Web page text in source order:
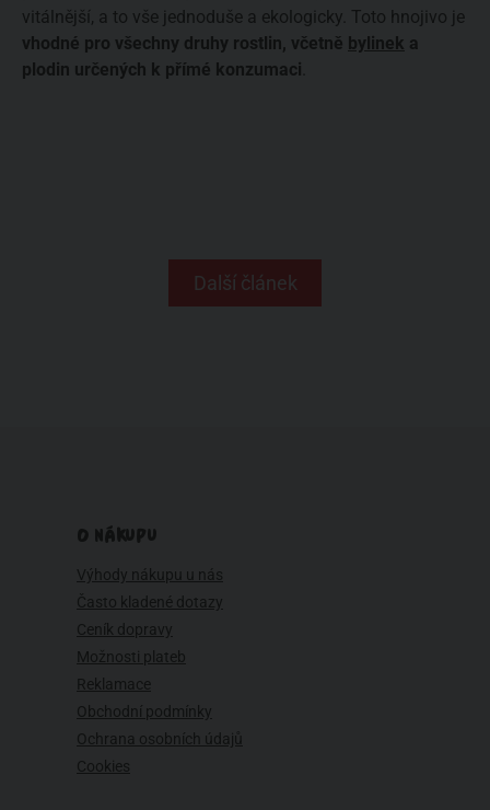
vitálnější, a to vše jednoduše a ekologicky. Toto hnojivo je
vhodné pro všechny druhy rostlin, včetně bylinek a
plodin určených k přímé konzumaci
Další článek
O NÁKUPU
Výhody nákupu u nás
Často kladené dotazy
Ceník dopravy
Možnosti plateb
Reklamace
Obchodní podmínky
Ochrana osobních údajů
Cookies